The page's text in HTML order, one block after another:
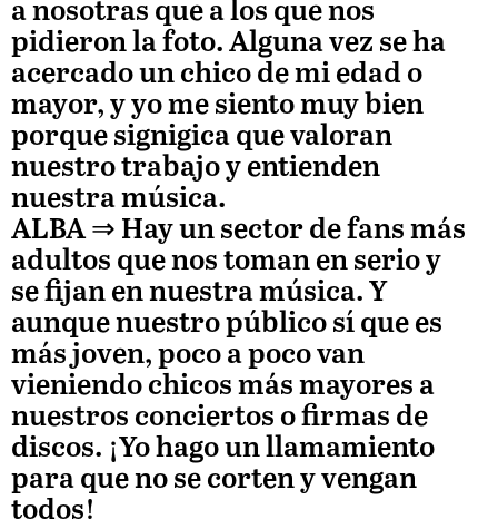
a nosotras que a los que nos
pidieron la foto. Alguna vez se ha
acercado un chico de mi edad o
mayor, y yo me siento muy bien
porque signigica que valoran
nuestro trabajo y entienden
nuestra música.
ALBA⇒ Hay un sector de fans más
adultos que nos toman en serio y
se fijan en nuestra música. Y
aunque nuestro público sí que es
más joven, poco a poco van
vieniendo chicos más mayores a
nuestros conciertos o firmas de
discos. ¡Yo hago un llamamiento
para que no se corten y vengan
todos!